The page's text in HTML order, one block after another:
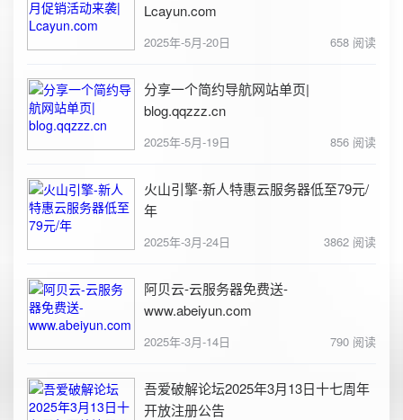
Lcayun.com
2025年-5月-20日 658 阅读
分享一个简约导航网站单页|
blog.qqzzz.cn
2025年-5月-19日 856 阅读
火山引擎-新人特惠云服务器低至79元/
年
2025年-3月-24日 3862 阅读
阿贝云-云服务器免费送-
www.abeiyun.com
2025年-3月-14日 790 阅读
吾爱破解论坛2025年3月13日十七周年
开放注册公告